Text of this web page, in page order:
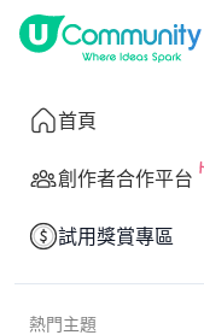
首頁
創作者合作平台
試用獎賞專區
熱門主題